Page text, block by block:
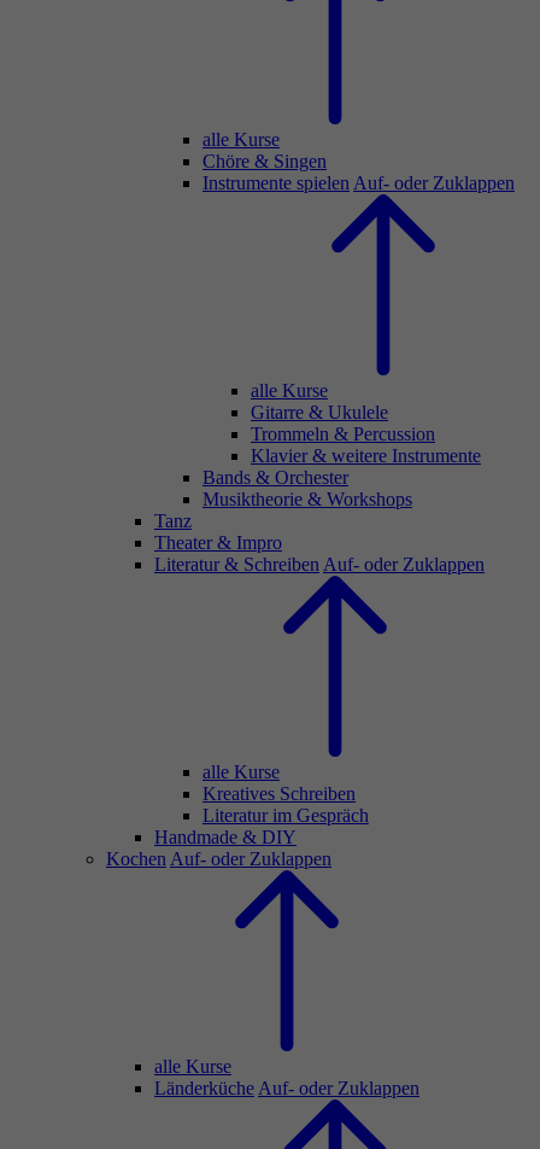
alle Kurse
Chöre & Singen
Instrumente spielen Auf- oder Zuklappen
alle Kurse
Gitarre & Ukulele
Trommeln & Percussion
Klavier & weitere Instrumente
Bands & Orchester
Musiktheorie & Workshops
Tanz
Theater & Impro
Literatur & Schreiben Auf- oder Zuklappen
alle Kurse
Kreatives Schreiben
Literatur im Gespräch
Handmade & DIY
Kochen Auf- oder Zuklappen
alle Kurse
Länderküche Auf- oder Zuklappen